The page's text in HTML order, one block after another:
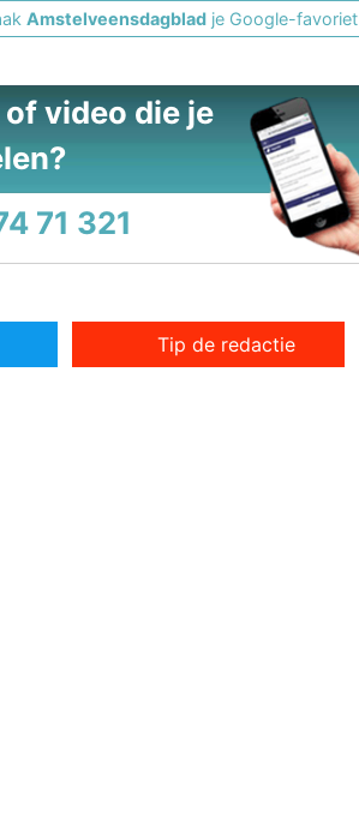
Amstelveensdagblad je Google-favoriet
video die je
71 321
Tip de redactie